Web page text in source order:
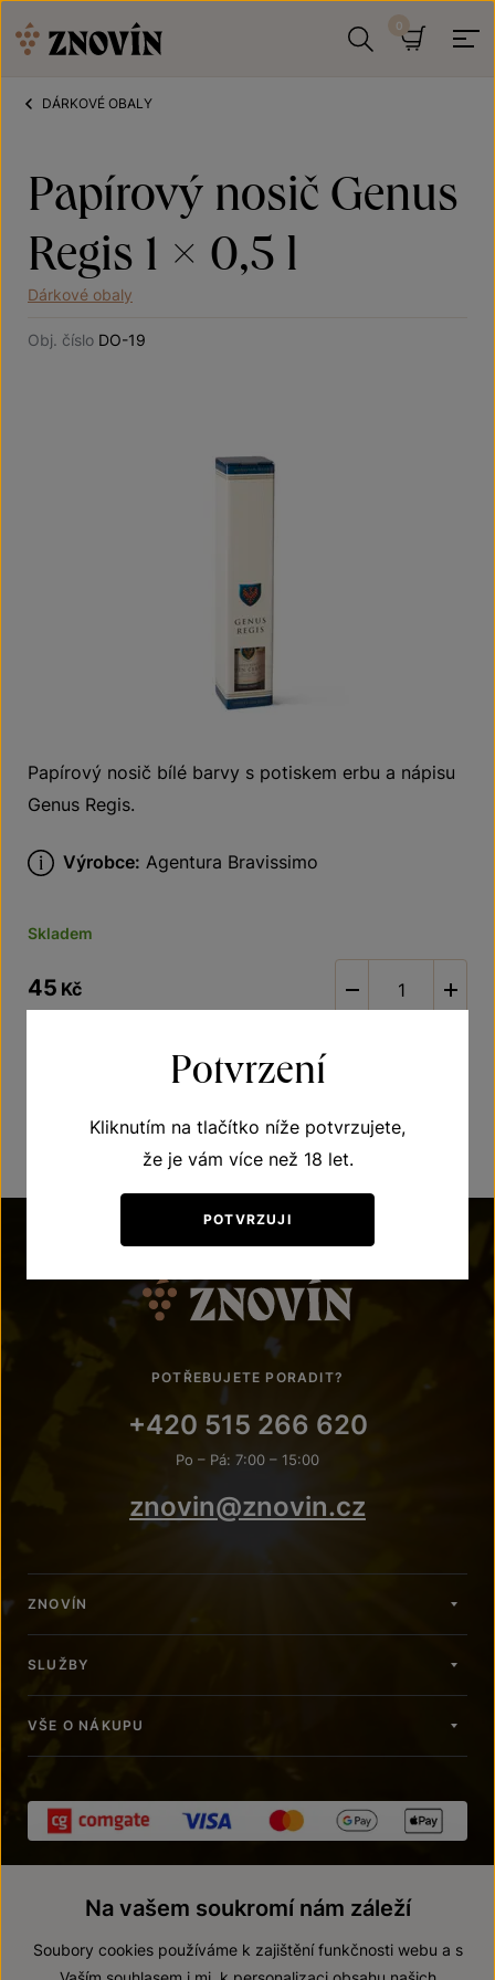
DÁRKOVÉ OBALY
Papírový nosič Genus
Regis 1 × 0,5 l
Dárkové obaly
Obj. číslo DO-19
Papírový nosič bílé barvy s potiskem erbu a nápisu
Genus Regis.
Výrobce: Agentura Bravissimo
Skladem
45 Kč -
DO KOŠÍKU
POTŘEBUJETE PORADIT?
+420 515 266 620
Po – Pá: 7:00 – 15:00
znovin@znovin.cz
ZNOVÍN
SLUŽBY
VŠE O NÁKUPU
Potvrzení
Kliknutím na tlačítko níže potvrzujete,
že je vám více než 18 let.
POTVRZUJI
Na vašem soukromí nám záleží
Soubory cookies používáme k zajištění funkčnosti webu a s